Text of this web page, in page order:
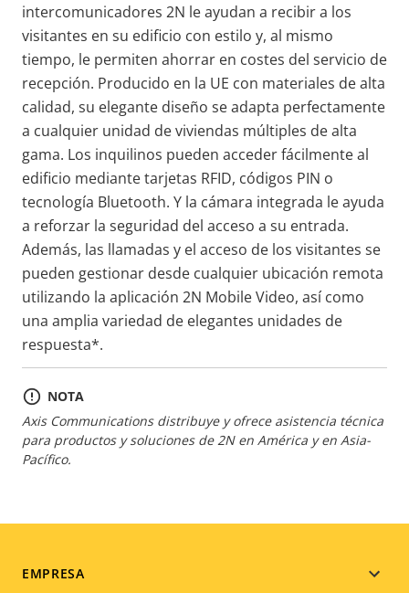
intercomunicadores 2N le ayudan a recibir a los
visitantes en su edificio con estilo y, al mismo
tiempo, le permiten ahorrar en costes del servicio de
recepción. Producido en la UE con materiales de alta
calidad, su elegante diseño se adapta perfectamente
a cualquier unidad de viviendas múltiples de alta
gama. Los inquilinos pueden acceder fácilmente al
edificio mediante tarjetas RFID, códigos PIN o
tecnología Bluetooth. Y la cámara integrada le ayuda
a reforzar la seguridad del acceso a su entrada.
Además, las llamadas y el acceso de los visitantes se
pueden gestionar desde cualquier ubicación remota
utilizando la aplicación 2N Mobile Video, así como
una amplia variedad de elegantes unidades de
respuesta*.
NOTA
Axis Communications distribuye y ofrece asistencia técnica
para productos y soluciones de 2N en América y en Asia-
Pacífico.
Footer
EMPRESA